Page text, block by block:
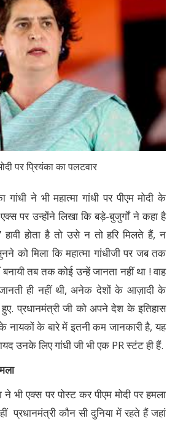
पर प्रियंका का पलटवार
गांधी ने भी महात्मा गांधी पर पीएम मोदी के
पर उन्होंने लिखा कि बड़े-बुजुर्गों ने कहा है
हावी होता है तो उसे न तो हरि मिलते हैं, न
को मिला कि महात्मा गांधीजी पर जब तक
तब तक कोई उन्हें जानता नहीं था ! वाह
जानती ही नहीं थी, अनेक देशों के आज़ादी के
प्रधानमंत्री जी को अपने देश के इतिहास
के बारे में इतनी कम जानकारी है, यह
उनके लिए गांधी जी भी एक PR स्टंट ही हैं.
भी एक्स पर पोस्ट कर पीएम मोदी पर हमला
प्रधानमंत्री कौन सी दुनिया में रहते हैं जहां